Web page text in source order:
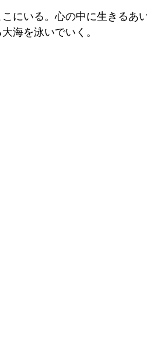
にいる。心の中に生きるあ
海を泳いでいく。